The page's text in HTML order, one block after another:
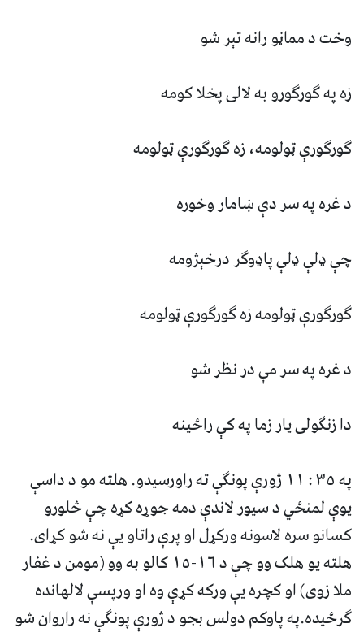
وخت د مماڼو رانه تېر شو
زه په گورگورو به لالى پخلا کومه
گورگورې ټولومه، زه گورگورې ټولومه
د غره په سر دې ښامار وخوره
چې ډلې ډلې پاډوگر درخېژومه
گورگورې ټولومه زه گورگورې ټولومه
د غره په سر مې در نظر شو
دا زنگولى يار زما په کې راځينه
په ٣٥ : ١١ ژورې پونگې ته راورسيدو. هلته مو د داسې
يوې لمنځي د سيور لاندې دمه جوړه کړه چې څلورو
کسانو سره لاسونه ورکړل او پرې راتاو يې نه شو کړاى.
هلته يو هلک وو چې د ١٦-١٥ کالو به وو (مومن د غفار
ملا زوى) او کچره يې ورکه کړې وه او ورپسې لالهانده
گرځيده.په پاوکم دولس بجو د ژورې پونگې نه راروان شو